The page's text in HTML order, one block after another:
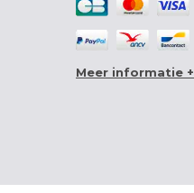
Meer informatie +